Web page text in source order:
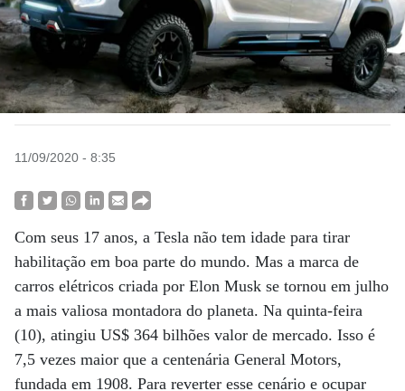
11/09/2020 - 8:35
Com seus 17 anos, a Tesla não tem idade para tirar
habilitação em boa parte do mundo. Mas a marca de
carros elétricos criada por Elon Musk se tornou em julho
a mais valiosa montadora do planeta. Na quinta-feira
(10), atingiu US$ 364 bilhões valor de mercado. Isso é
7,5 vezes maior que a centenária General Motors,
fundada em 1908. Para reverter esse cenário e ocupar